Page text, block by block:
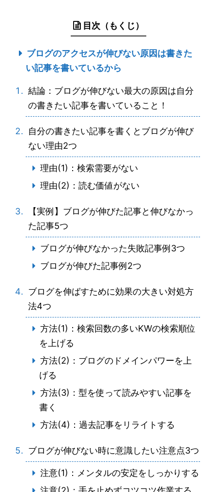
目次（もくじ）
ブログのアクセスが伸びない原因は書きた
い記事を書いているから
結論：ブログが伸びない最大の原因は自分
の書きたい記事を書いていること！
自分の書きたい記事を書くとブログが伸び
ない理由2つ
理由(1)：検索需要がない
理由(2)：読む価値がない
【実例】ブログが伸びた記事と伸びなかっ
た記事5つ
ブログが伸びなかった失敗記事例3つ
ブログが伸びた記事例2つ
ブログを伸ばすために効果の大きい対処方
法4つ
方法(1)：検索回数の多いKWの検索順位
を上げる
方法(2)：ブログのドメインパワーを上
げる
方法(3)：型を使って読みやすい記事を
書く
方法(4)：過去記事をリライトする
ブログが伸びない時に意識したい注意点3つ
注意(1)：メンタルの安定をしっかりする